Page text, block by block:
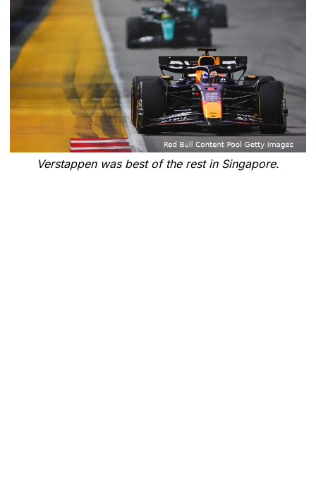
Verstappen was best of the rest in Singapore.